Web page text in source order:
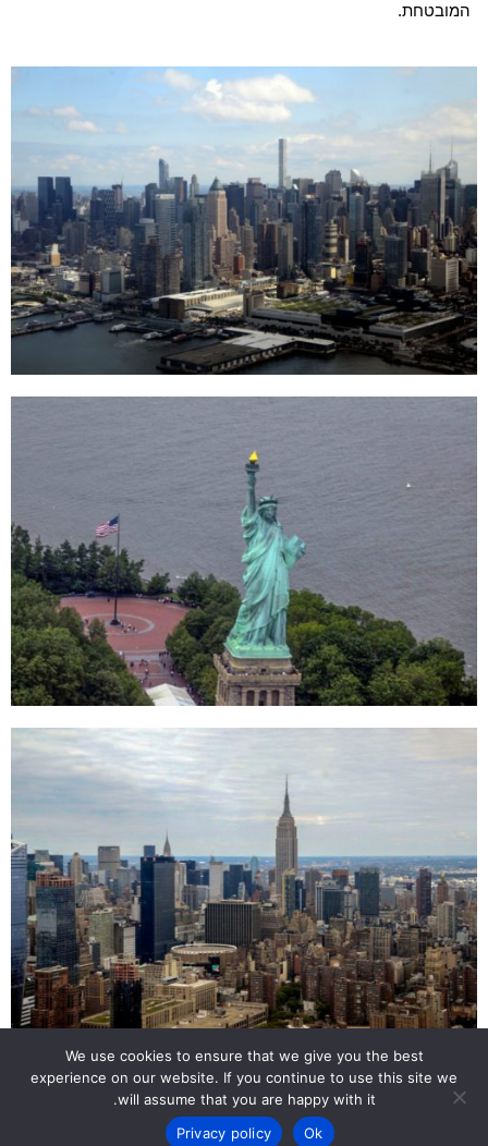
המובטחת.
Back to Top
We use cookies to ensure that we give you the best
experience on our website. If you continue to use this site we
will assume that you are happy with it.
Ok
Privacy policy